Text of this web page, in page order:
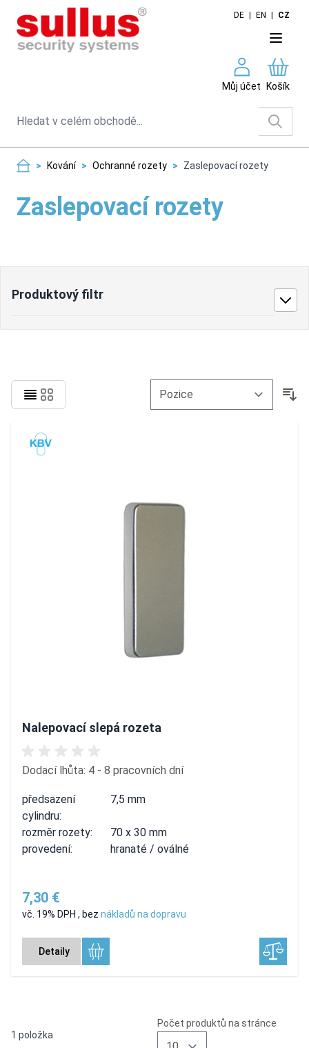
Skip to Content
DE EN CZ
Můj účet Košík
Search
> Kování > Ochranné rozety > Zaslepovací rozety
Zaslepovací rozety
Produktový filtr
Nalepovací slepá rozeta
Dodací lhůta: 4 - 8 pracovních dní
předsazení
cylindru:
7,5 mm
rozměr rozety:
70 x 30 mm
provedení:
hranaté / oválné
7,30 €
vč. 19% DPH , bez nákladů na dopravu
Detaily
1 položka
Počet produktů na stránce